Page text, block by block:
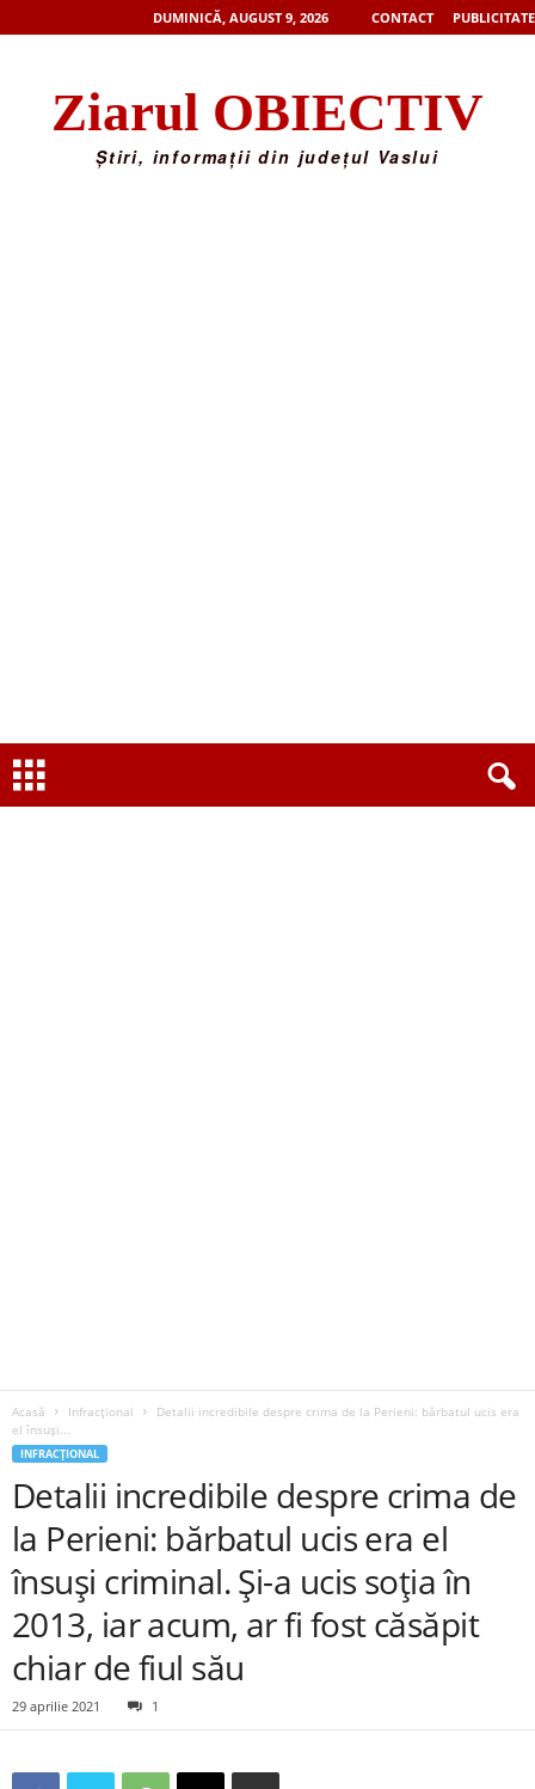
DUMINICĂ, AUGUST 9, 2026 CONTACT PUBLICITATE
Ziarul OBIECTIV
Știri, informații din județul Vaslui
Acasă Infracțional
Detalii incredibile despre crima de la Perieni: bărbatul ucis era
el însuși...
INFRACȚIONAL
Detalii incredibile despre crima de
la Perieni: bărbatul ucis era el
însuși criminal. Și-a ucis soția în
2013, iar acum, ar fi fost căsăpit
chiar de fiul său
29 aprilie 2021 1